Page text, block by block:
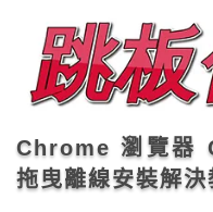
Chrome 瀏覽器
拖曳離線安裝解決